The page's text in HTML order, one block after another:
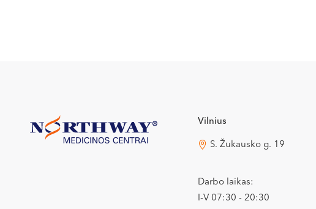
Vilnius
S. Žukausko g. 19
Darbo laikas:
I-V 07:30 - 20:30